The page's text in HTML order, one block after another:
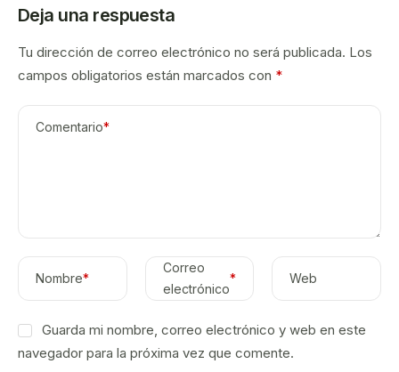
Deja una respuesta
Tu dirección de correo electrónico no será publicada. Los
campos obligatorios están marcados con *
Comentario*
Nombre*
Correo
electrónico
* Web
Guarda mi nombre, correo electrónico y web en este
navegador para la próxima vez que comente.